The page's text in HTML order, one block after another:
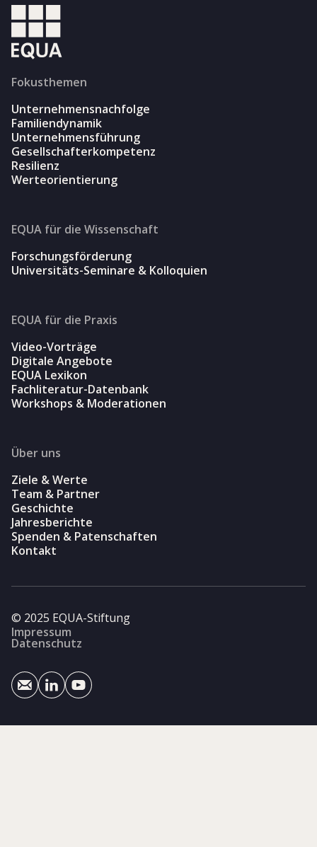
Fokusthemen
Unternehmensnachfolge
Familiendynamik
Unternehmensführung
Gesellschafterkompetenz
Resilienz
Werteorientierung
EQUA für die Wissenschaft
Forschungsförderung
Universitäts-Seminare & Kolloquien
EQUA für die Praxis
Video-Vorträge
Digitale Angebote
EQUA Lexikon
Fachliteratur-Datenbank
Workshops & Moderationen
Über uns
Ziele & Werte
Team & Partner
Geschichte
Jahresberichte
Spenden & Patenschaften
Kontakt
© 2025 EQUA-Stiftung
Impressum
Datenschutz